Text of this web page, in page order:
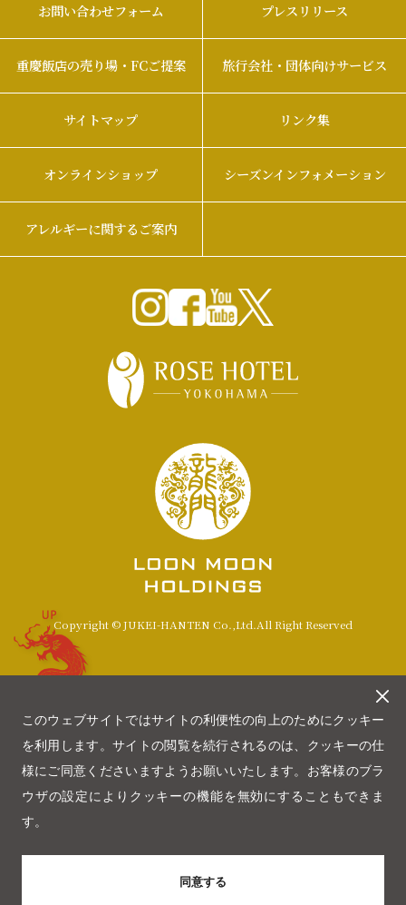
お問い合わせフォーム プレスリリース
重慶飯店の売り場・FCご提案 旅行会社・団体向けサービス
サイトマップ リンク集
オンラインショップ シーズンインフォメーション
アレルギーに関するご案内
Copyright © JUKEI-HANTEN Co.,Ltd.All Right Reserved
UP
このウェブサイトではサイトの利便性の向上のためにクッキー
を利用します。サイトの閲覧を続行されるのは、クッキーの仕
様にご同意くださいますようお願いいたします。お客様のブラ
ウザの設定によりクッキーの機能を無効にすることもできま
す。
同意する